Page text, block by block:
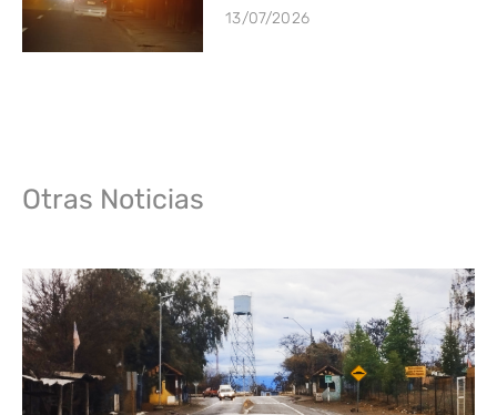
13/07/2026
Otras Noticias